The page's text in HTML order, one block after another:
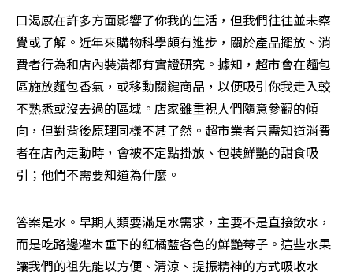
口渴感在許多方面影響了你我的生活，但我們往往並未察
覺或了解。近年來購物科學頗有進步，關於產品擺放、消
費者行為和店內裝潢都有實證研究。據知，超市會在麵包
區施放麵包香氣，或移動關鍵商品，以便吸引你我走入較
不熟悉或沒去過的區域。店家雖重視人們隨意參觀的傾
向，但對背後原理同樣不甚了然。超市業者只需知道消費
者在店內走動時，會被不定點掛放、包裝鮮艷的甜食吸
引；他們不需要知道為什麼。
答案是水。早期人類要滿足水需求，主要不是直接飲水，
而是吃路邊灌木垂下的紅橘藍各色的鮮艷莓子。這些水果
讓我們的祖先能以方便、清涼、提振精神的方式吸收水